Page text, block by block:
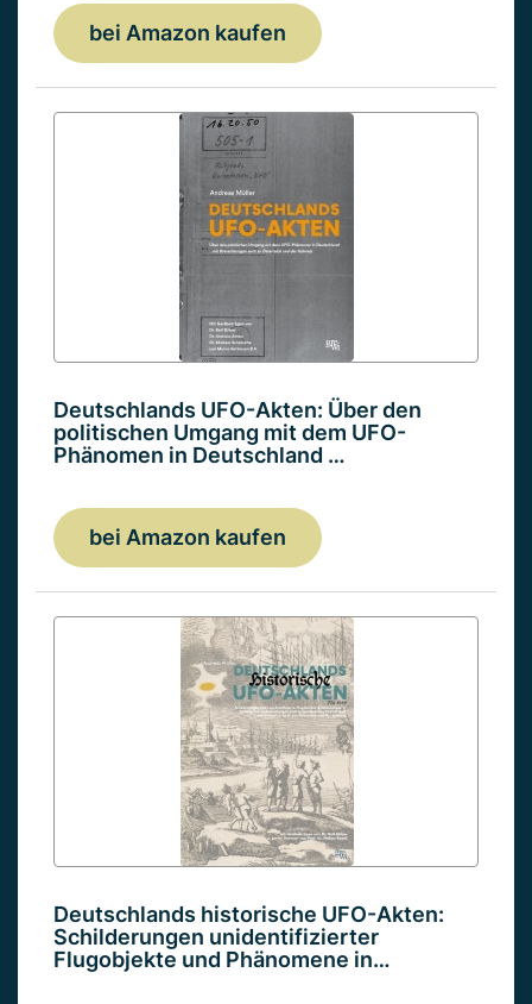
bei Amazon kaufen
Deutschlands UFO-Akten: Über den
politischen Umgang mit dem UFO-
Phänomen in Deutschland …
bei Amazon kaufen
Deutschlands historische UFO-Akten:
Schilderungen unidentifizierter
Flugobjekte und Phänomene in…